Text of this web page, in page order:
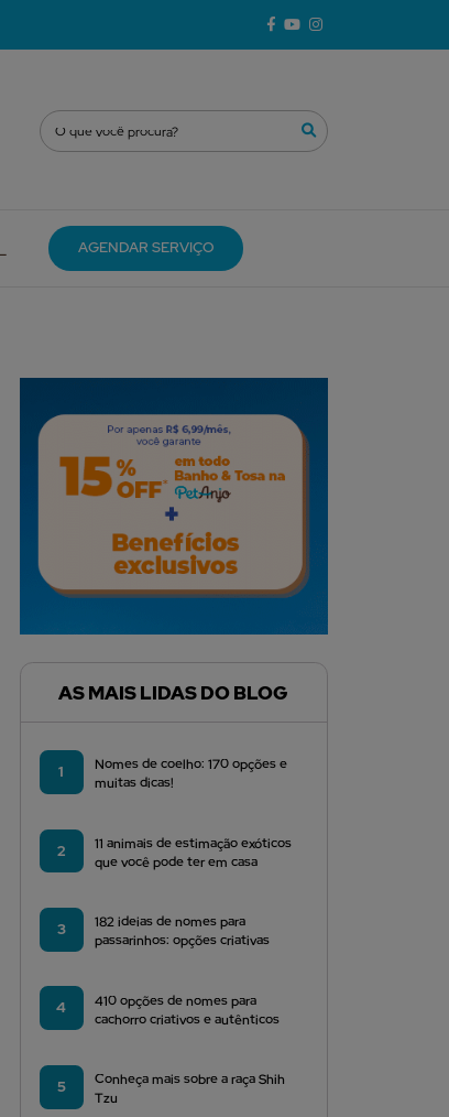
AGENDAR SERVIÇO
AS MAIS LIDAS DO BLOG
1
Nomes de coelho: 170 opções e
muitas dicas!
2
11 animais de estimação exóticos
que você pode ter em casa
3
182 ideias de nomes para
passarinhos: opções criativas
4
410 opções de nomes para
cachorro criativos e autênticos
5
Conheça mais sobre a raça Shih
Tzu